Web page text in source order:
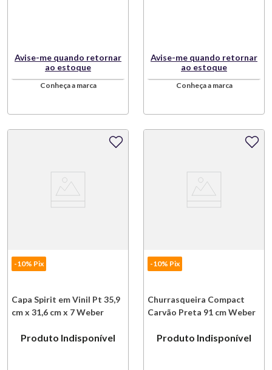
Avise-me quando retornar
ao estoque
Conheça a marca
Avise-me quando retornar
ao estoque
Conheça a marca
-10% Pix
Capa Spirit em Vinil Pt 35,9
cm x 31,6 cm x 7 Weber
Produto Indisponível
-10% Pix
Churrasqueira Compact
Carvão Preta 91 cm Weber
Produto Indisponível